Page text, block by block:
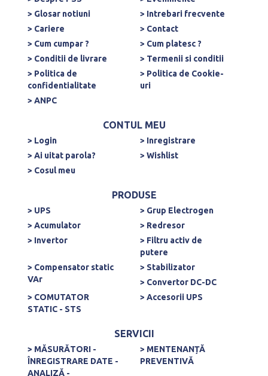
> Glosar notiuni
> Intrebari frecvente
> Cariere
> Contact
> Cum cumpar ?
> Cum platesc ?
> Conditii de livrare
> Termenii si conditii
> Politica de
confidentialitate
> Politica de Cookie-
uri
> ANPC
CONTUL MEU
> Login
> Inregistrare
> Ai uitat parola?
> Wishlist
> Cosul meu
PRODUSE
> UPS
> Grup Electrogen
> Acumulator
> Redresor
> Invertor
> Filtru activ de
putere
> Compensator static
VAr
> Stabilizator
> Convertor DC-DC
> COMUTATOR
STATIC - STS
> Accesorii UPS
SERVICII
> MĂSURĂTORI -
ÎNREGISTRARE DATE -
ANALIZĂ -
> MENTENANȚĂ
PREVENTIVĂ